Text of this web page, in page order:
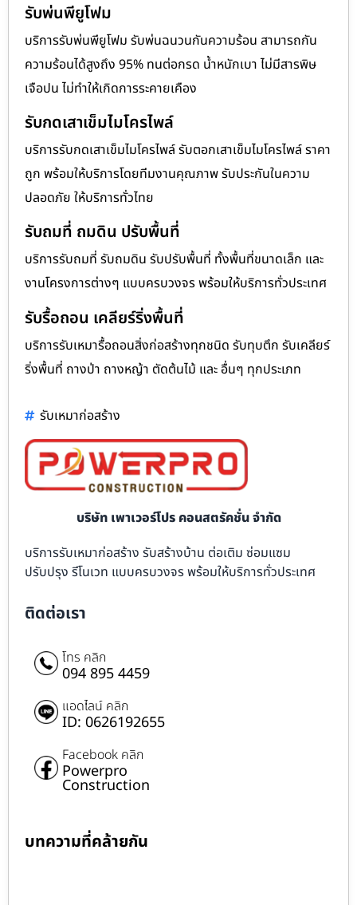
รับพ่นพียูโฟม
บริการรับพ่นพียูโฟม รับพ่นฉนวนกันความร้อน สามารถกัน
ความร้อนได้สูงถึง 95% ทนต่อกรด น้ำหนักเบา ไม่มีสารพิษ
เจือปน ไม่ทำให้เกิดการระคายเคือง
รับกดเสาเข็มไมโครไพล์
บริการรับกดเสาเข็มไมโครไพล์ รับตอกเสาเข็มไมโครไพล์ ราคา
ถูก พร้อมให้บริการโดยทีมงานคุณภาพ รับประกันในความ
ปลอดภัย ให้บริการทั่วไทย
รับถมที่ ถมดิน ปรับพื้นที่
บริการรับถมที่ รับถมดิน รับปรับพื้นที่ ทั้งพื้นที่ขนาดเล็ก และ
งานโครงการต่างๆ แบบครบวงจร พร้อมให้บริการทั่วประเทศ
รับรื้อถอน เคลียร์ริ่งพื้นที่
บริการรับเหมารื้อถอนสิ่งก่อสร้างทุกชนิด รับทุบตึก รับเคลียร์
ริ่งพื้นที่ ถางป่า ถางหญ้า ตัดต้นไม้ และ อื่นๆ ทุกประเภท
รับเหมาก่อสร้าง
บริษัท เพาเวอร์โปร คอนสตรัคชั่น จำกัด
บริการรับเหมาก่อสร้าง รับสร้างบ้าน ต่อเติม ซ่อมแซม
ปรับปรุง รีโนเวท แบบครบวงจร พร้อมให้บริการทั่วประเทศ
ติดต่อเรา
โทร คลิก
094 895 4459
แอดไลน์ คลิก
ID: 0626192655
Facebook คลิก
Powerpro
Construction
บทความที่คล้ายกัน